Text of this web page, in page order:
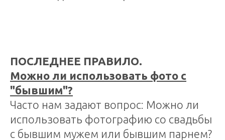
ПОСЛЕДНЕЕ ПРАВИЛО.
Можно ли использовать фото с
"бывшим"?
Часто нам задают вопрос: Можно ли
использовать фотографию со свадьбы
с бывшим мужем или бывшим парнем?